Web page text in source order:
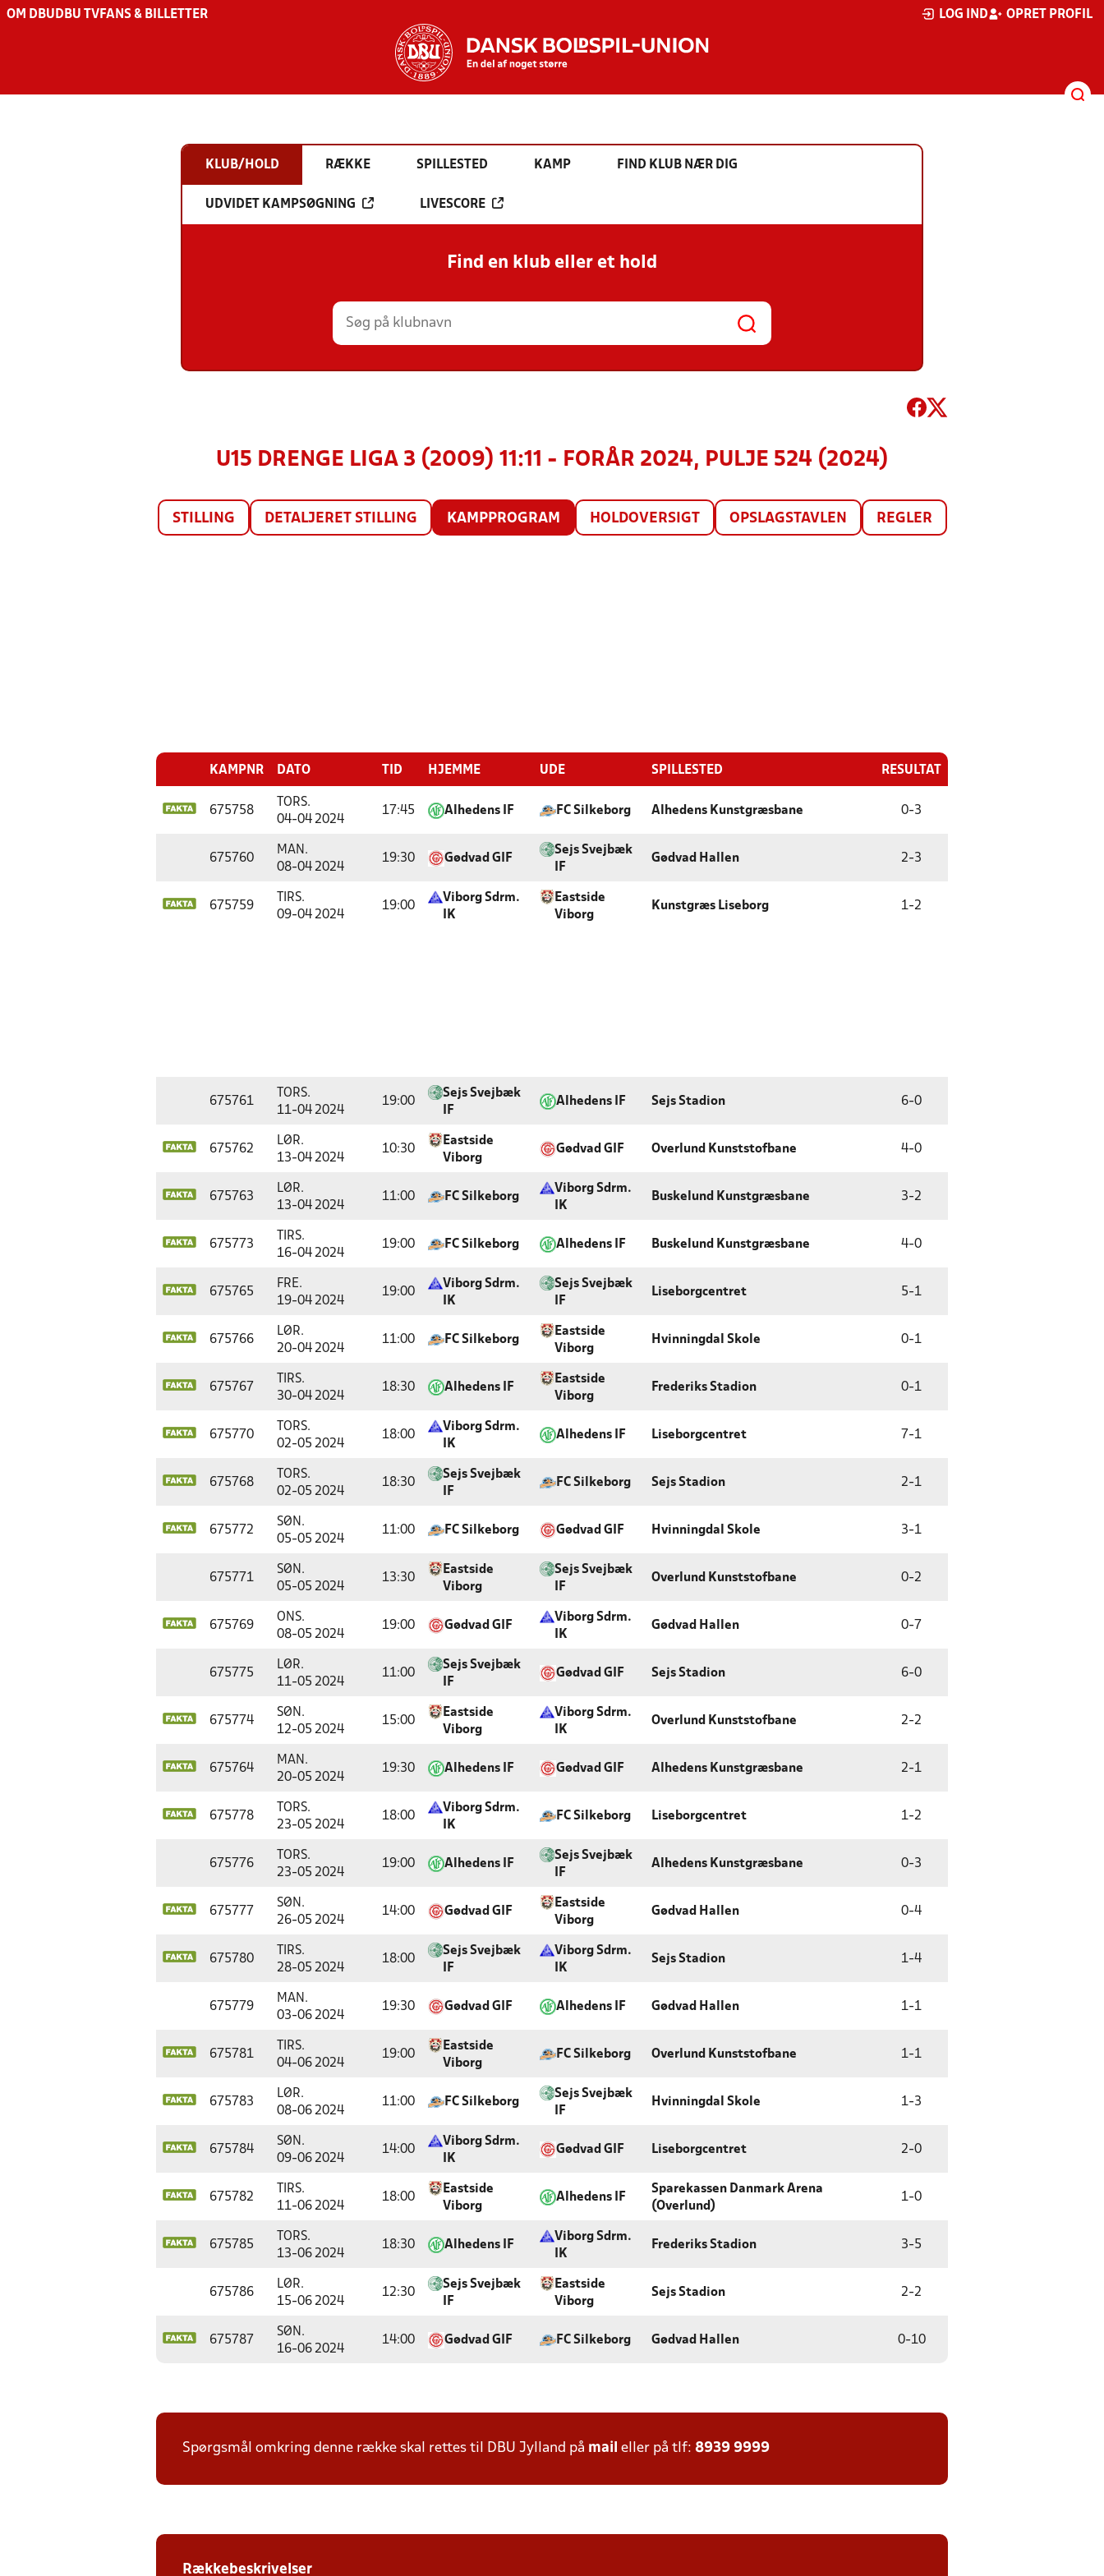
OM DBU DBU TV FANS & BILLETTER LOG IND OPRET PROFIL
KLUB/HOLD RÆKKE SPILLESTED KAMP FIND KLUB NÆR DIG
UDVIDET KAMPSØGNING LIVESCORE
Find en klub eller et hold
U15 DRENGE LIGA 3 (2009) 11:11 - FORÅR 2024, PULJE 524 (2024)
STILLING DETALJERET STILLING KAMPPROGRAM HOLDOVERSIGT OPSLAGSTAVLEN REGLER
KAMPNR DATO TID HJEMME UDE SPILLESTED RESULTAT
675758
TORS.
04-04 2024
17:45 Alhedens IF FC Silkeborg Alhedens Kunstgræsbane 0-3
675760
MAN.
08-04 2024
19:30 Gødvad GIF
Sejs Svejbæk
IF
Gødvad Hallen 2-3
675759
TIRS.
09-04 2024
19:00
Viborg Sdrm.
IK
Eastside
Viborg
Kunstgræs Liseborg 1-2
675761
TORS.
11-04 2024
19:00
Sejs Svejbæk
IF
Alhedens IF Sejs Stadion 6-0
675762
LØR.
13-04 2024
10:30
Eastside
Viborg
Gødvad GIF Overlund Kunststofbane 4-0
675763
LØR.
13-04 2024
11:00 FC Silkeborg
Viborg Sdrm.
IK
Buskelund Kunstgræsbane 3-2
675773
TIRS.
16-04 2024
19:00 FC Silkeborg Alhedens IF Buskelund Kunstgræsbane 4-0
675765
FRE.
19-04 2024
19:00
Viborg Sdrm.
IK
Sejs Svejbæk
IF
Liseborgcentret 5-1
675766
LØR.
20-04 2024
11:00 FC Silkeborg
Eastside
Viborg
Hvinningdal Skole 0-1
675767
TIRS.
30-04 2024
18:30 Alhedens IF
Eastside
Viborg
Frederiks Stadion 0-1
675770
TORS.
02-05 2024
18:00
Viborg Sdrm.
IK
Alhedens IF Liseborgcentret 7 -1
675768
TORS.
02-05 2024
18:30
Sejs Svejbæk
IF
FC Silkeborg Sejs Stadion 2-1
675772
SØN.
05-05 2024
11:00 FC Silkeborg Gødvad GIF Hvinningdal Skole 3-1
675771
SØN.
05-05 2024
13:30
Eastside
Viborg
Sejs Svejbæk
IF
Overlund Kunststofbane 0-2
675769
ONS.
08-05 2024
19:00 Gødvad GIF
Viborg Sdrm.
IK
Gødvad Hallen 0- 7
675775
LØR.
11-05 2024
11:00
Sejs Svejbæk
IF
Gødvad GIF Sejs Stadion 6-0
675774
SØN.
12-05 2024
15:00
Eastside
Viborg
Viborg Sdrm.
IK
Overlund Kunststofbane 2-2
675764
MAN.
20-05 2024
19:30 Alhedens IF Gødvad GIF Alhedens Kunstgræsbane 2-1
675778
TORS.
23-05 2024
18:00
Viborg Sdrm.
IK
FC Silkeborg Liseborgcentret 1-2
675776
TORS.
23-05 2024
19:00 Alhedens IF
Sejs Svejbæk
IF
Alhedens Kunstgræsbane 0-3
675777
SØN.
26-05 2024
14:00 Gødvad GIF
Eastside
Viborg
Gødvad Hallen 0-4
675780
TIRS.
28-05 2024
18:00
Sejs Svejbæk
IF
Viborg Sdrm.
IK
Sejs Stadion 1-4
675779
MAN.
03-06 2024
19:30 Gødvad GIF Alhedens IF Gødvad Hallen 1-1
675781
TIRS.
04-06 2024
19:00
Eastside
Viborg
FC Silkeborg Overlund Kunststofbane 1-1
675783
LØR.
08-06 2024
11:00 FC Silkeborg
Sejs Svejbæk
IF
Hvinningdal Skole 1-3
675784
SØN.
09-06 2024
14:00
Viborg Sdrm.
IK
Gødvad GIF Liseborgcentret 2-0
675782
TIRS.
11-06 2024
18:00
Eastside
Viborg
Alhedens IF
Sparekassen Danmark Arena
(Overlund)
1-0
675785
TORS.
13-06 2024
18:30 Alhedens IF
Viborg Sdrm.
IK
Frederiks Stadion 3-5
675786
LØR.
15-06 2024
12:30
Sejs Svejbæk
IF
Eastside
Viborg
Sejs Stadion 2-2
675787
SØN.
16-06 2024
14:00 Gødvad GIF FC Silkeborg Gødvad Hallen 0-10
Spørgsmål omkring denne række skal rettes til DBU Jylland på mail eller på tlf: 8939 9999
Rækkebeskrivelser